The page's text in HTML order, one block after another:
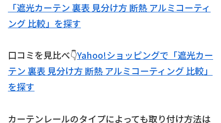
「遮光カーテン 裏表 見分け方 断熱 アルミコーティ
ング 比較」を探す
口コミを見比べ👇Yahoo!ショッピングで「遮光カー
テン 裏表 見分け方 断熱 アルミコーティング 比較」
を探す
カーテンレールのタイプによっても取り付け方法は